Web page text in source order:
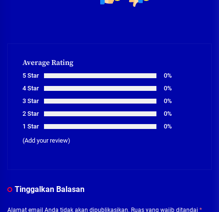
Average Rating
5 Star
0%
4 Star
0%
3 Star
0%
2 Star
0%
1 Star
0%
(Add your review)
Tinggalkan Balasan
Alamat email Anda tidak akan dipublikasikan. Ruas yang wajib ditandai *